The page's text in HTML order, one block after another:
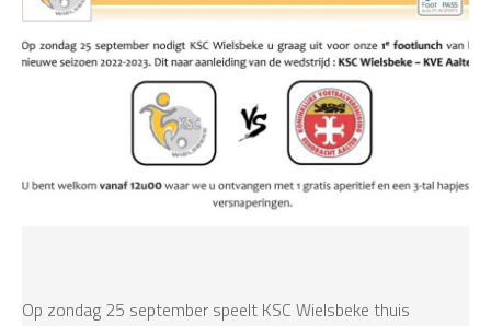
Op zondag 25 september speelt KSC Wielsbeke thuis